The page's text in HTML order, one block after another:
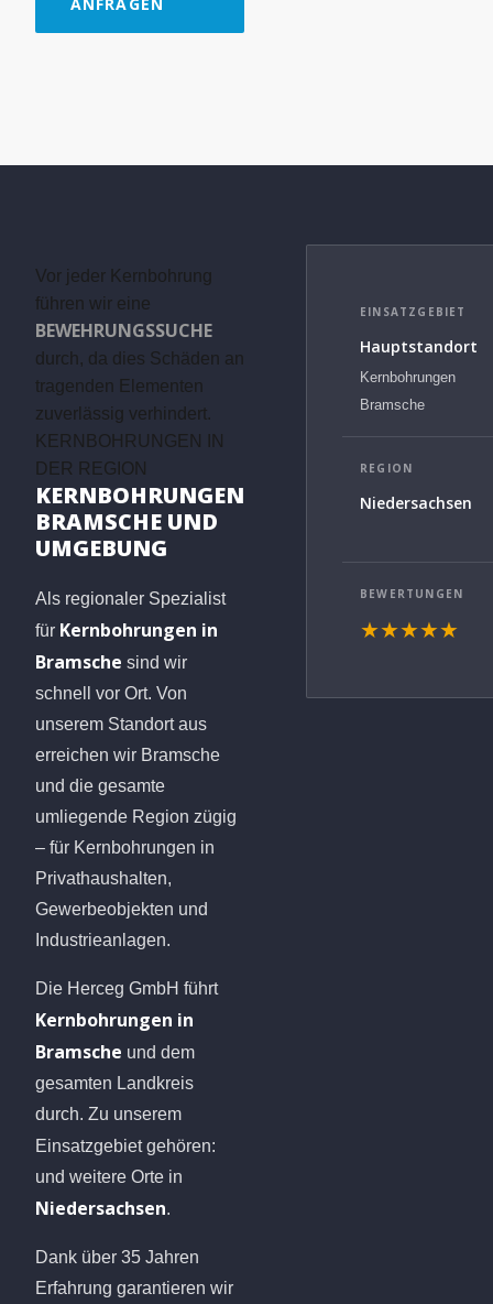
Vor jeder Kernbohrung
führen wir eine
BEWEHRUNGSSUCHE
durch, da dies Schäden an
tragenden Elementen
zuverlässig verhindert.
KERNBOHRUNGEN IN
DER REGION
KERNBOHRUNGEN
BRAMSCHE UND
UMGEBUNG
Als regionaler Spezialist
für Kernbohrungen in
Bramsche sind wir
schnell vor Ort. Von
unserem Standort aus
erreichen wir Bramsche
und die gesamte
umliegende Region zügig
– für Kernbohrungen in
Privathaushalten,
Gewerbeobjekten und
Industrieanlagen.
Die Herceg GmbH führt
Kernbohrungen in
Bramsche und dem
gesamten Landkreis
durch. Zu unserem
Einsatzgebiet gehören:
und weitere Orte in
Niedersachsen.
Dank über 35 Jahren
Erfahrung garantieren wir
EINSATZGEBIET
Hauptstandort
Kernbohrungen
Bramsche
REGION
Niedersachsen
BEWERTUNGEN
★★★★★